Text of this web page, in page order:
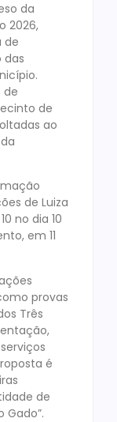
da
2026,
de
das
de
de
ao
de Luiza
no dia 10
em 11
provas
Três
é
de
Gado”.